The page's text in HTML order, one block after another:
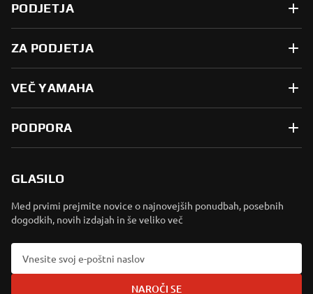
PODJETJA
ZA PODJETJA
VEČ YAMAHA
PODPORA
GLASILO
Med prvimi prejmite novice o najnovejših ponudbah, posebnih
dogodkih, novih izdajah in še veliko več
NAROČI SE